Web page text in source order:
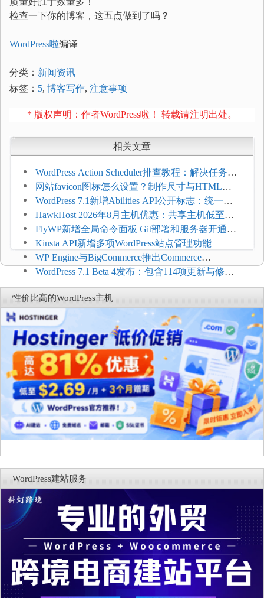
检查一下你的博客，这五点做到了吗？
WordPress啦编译
分类： 新闻资讯
标签： 5, 博客写作, 注意事项
* 版权声明：作者WordPress啦！ 转载请注明出处。
相关文章
WordPress Action Scheduler排查教程：解决任务积
压和订单延迟
网站favicon图标怎么设置？制作尺寸与HTML添
加方法
WordPress 7.1新增Abilities API公开标志：统一支
持REST API、MCP与AI代理
HawkHost 2026年8月主机优惠：共享主机低至
$2.61/月，高性能主机同步折扣
FlyWP新增全局命令面板 Git部署和服务器开通更
方便
Kinsta API新增多项WordPress站点管理功能
WP Engine与BigCommerce推出Commerce
Connect：WordPress商店可保留前台体验并扩展电
商能力
WordPress 7.1 Beta 4发布：包含114项更新与修
复，仅建议在测试环境体验
性价比高的WordPress主机
WordPress建站服务